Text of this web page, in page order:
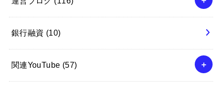
銀行融資 (10)
関連YouTube (57)